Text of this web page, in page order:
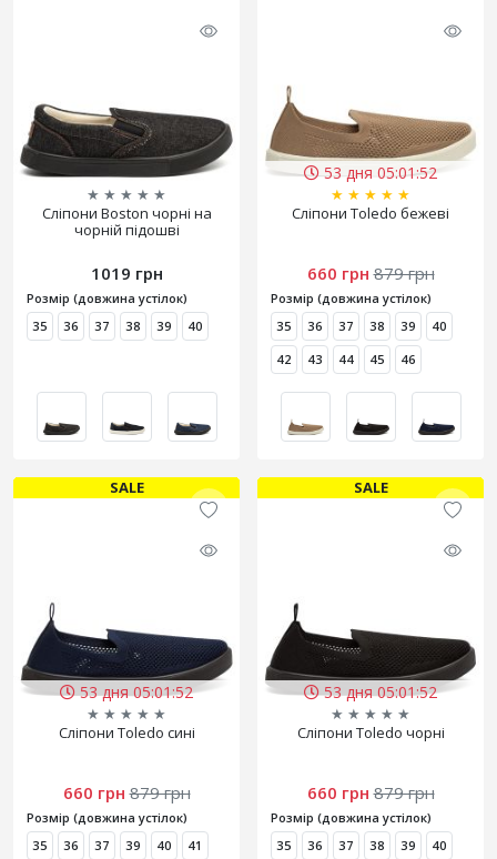
★ ★ ★ ★ ★
Сліпони Boston чорні на
чорній підошві
1019 грн
Розмір (довжина устілок)
35
36 37 38 39 40
53 дня 05:01:50
★ ★ ★ ★ ★
Сліпони Toledo бежеві
660 грн 879 грн
Розмір (довжина устілок)
35
36 37 38 39
40
42
43 44 45 46
53 дня 05:01:50
SALE
★ ★ ★ ★ ★
Сліпони Toledo сині
660 грн 879 грн
Розмір (довжина устілок)
35
36 37 39 40
41
53 дня 05:01:50
SALE
★ ★ ★ ★ ★
Сліпони Toledo чорні
660 грн 879 грн
Розмір (довжина устілок)
35
36 37 38 39 40